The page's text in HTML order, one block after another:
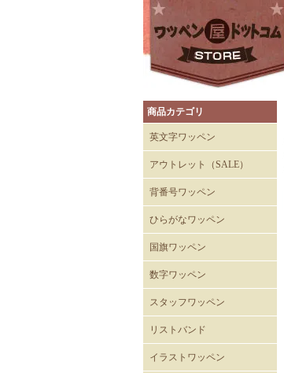
商品カテゴリ
英文字ワッペン
アウトレット（SALE）
Tシャツ
キャップ
背番号ワッペン
ひらがなワッペン
国旗ワッペン
数字ワッペン
スタッフワッペン
ン
ン
リストバンド
イラストワッペン